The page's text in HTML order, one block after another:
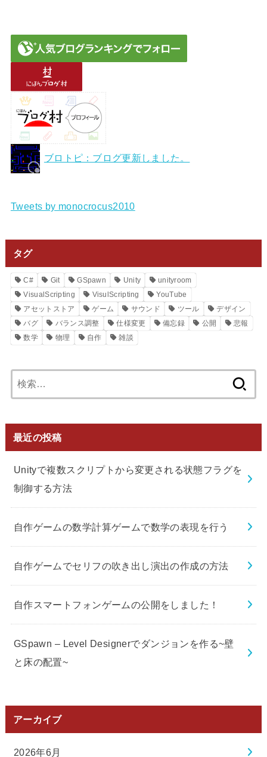
ブロトピ：ブログ更新しました。
Tweets by monocrocus2010
タグ
C# Git GSpawn Unity
unityroom
VisualScripting
VisulScripting
YouTube
アセットストア
ゲーム サウンド ツール
デザイン
バグ
バランス調整 仕様変更 備忘録 公開
悲報
数学
物理 自作 雑談
索:
最近の投稿
Unityで複数スクリプトから変更される状態フラグを
制御する方法
自作ゲームの数学計算ゲームで数学の表現を行う
自作ゲームでセリフの吹き出し演出の作成の方法
自作スマートフォンゲームの公開をしました！
GSpawn – Level Designerでダンジョンを作る~壁
と床の配置~
アーカイブ
2026年6月